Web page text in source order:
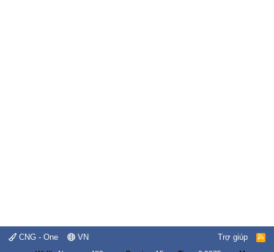
CNG - One VN Trợ giúp
R